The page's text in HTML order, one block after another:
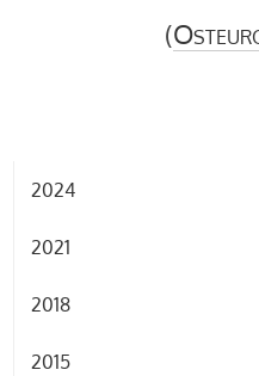
(
2024
2021
2018
2015